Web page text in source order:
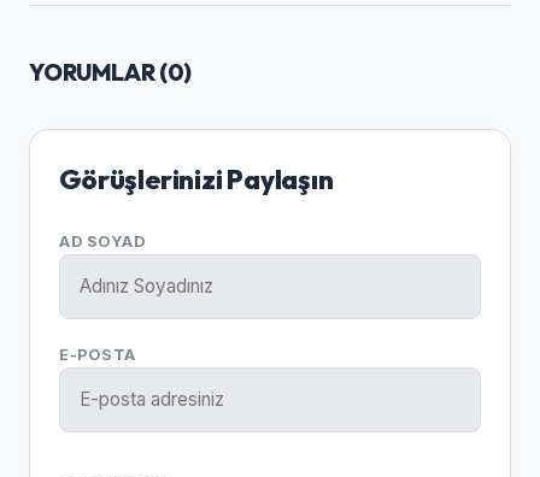
YORUMLAR (0)
Görüşlerinizi Paylaşın
AD SOYAD
E-POSTA